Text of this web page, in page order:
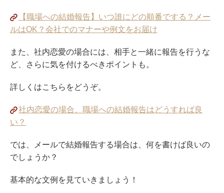
【職場への結婚報告】いつ誰にどの順番でする？メー
ルはOK？会社でのマナーや例文をお届け
また、社内恋愛の場合には、相手と一緒に報告を行うな
ど、さらに気を付けるべきポイントも。
詳しくはこちらをどうぞ。
社内恋愛の場合、職場への結婚報告はどうすれば良
い？
では、メールで結婚報告する場合は、何を書けば良いの
でしょうか？
基本的な文例を見ていきましょう！